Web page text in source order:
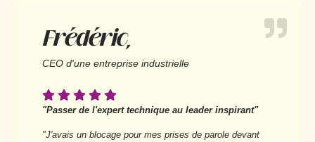
Frédéric,
CEO d'une entreprise industrielle
"Passer de l'expert technique au leader inspirant"
"J'avais un blocage pour mes prises de parole devant